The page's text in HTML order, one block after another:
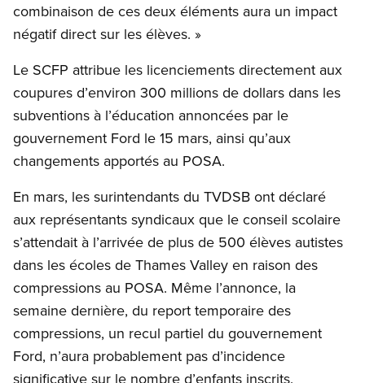
combinaison de ces deux éléments aura un impact
négatif direct sur les élèves. »
Le SCFP attribue les licenciements directement aux
coupures d’environ 300 millions de dollars dans les
subventions à l’éducation annoncées par le
gouvernement Ford le 15 mars, ainsi qu’aux
changements apportés au POSA.
En mars, les surintendants du TVDSB ont déclaré
aux représentants syndicaux que le conseil scolaire
s’attendait à l’arrivée de plus de 500 élèves autistes
dans les écoles de Thames Valley en raison des
compressions au POSA. Même l’annonce, la
semaine dernière, du report temporaire des
compressions, un recul partiel du gouvernement
Ford, n’aura probablement pas d’incidence
significative sur le nombre d’enfants inscrits.